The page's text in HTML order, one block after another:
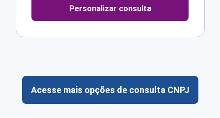
Personalizar consulta
Acesse mais opções de consulta CNPJ